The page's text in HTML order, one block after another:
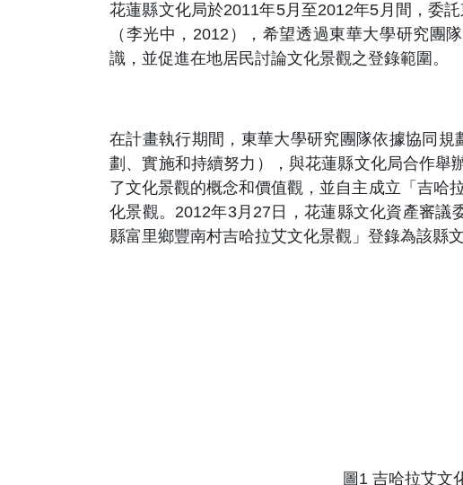
花蓮縣文化局於2011年5月至2012年5月間，委
（李光中，2012），希望透過東華大學研究
識，並促進在地居民討論文化景觀之登錄範圍。
在計畫執行期間，東華大學研究團隊依據協同
劃、實施和持續努力），與花蓮縣文化局合作舉
了文化景觀的概念和價值觀，並自主成立「吉哈
化景觀。2012年3月27日，花蓮縣文化資產審
縣富里鄉豐南村吉哈拉艾文化景觀」登錄為該縣
圖 1 吉哈拉艾文